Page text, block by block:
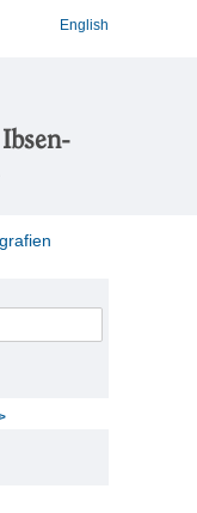
English